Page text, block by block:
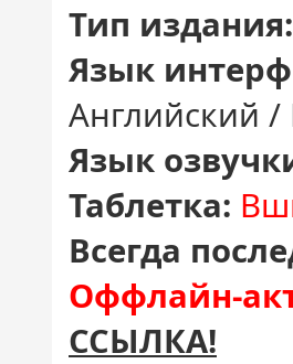
Тип издания:
Язык
Английский /
Язык
Таблетка:
Всегда
Оффлайн-
ССЫЛКА!